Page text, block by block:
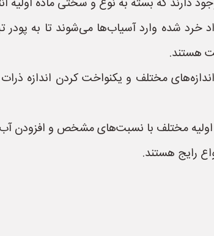
دارند که بسته به نوع و سختی ماده اولیه
هستند.
مختلف و یکنواخت کردن اندازه
مختلف با نسبت‌های مشخص و افزودن آب
رایج هستند.